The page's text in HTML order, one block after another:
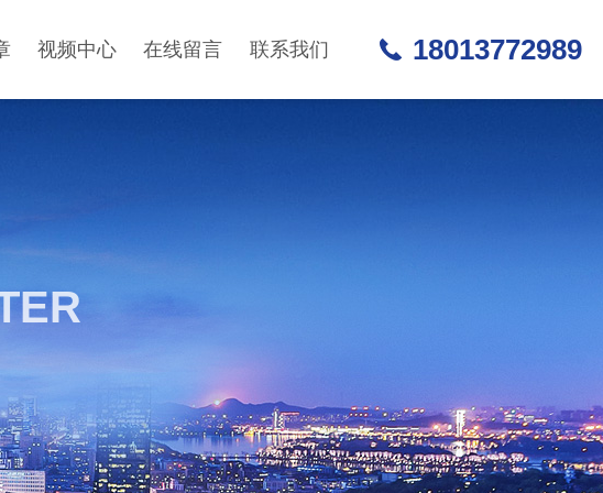
视频中心 在线留言 联系我们 18013772989